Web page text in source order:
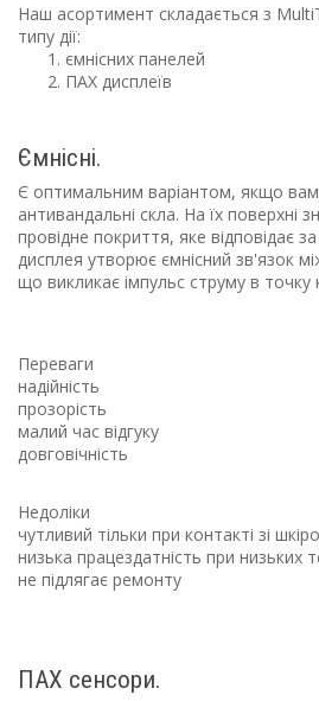
Наш асортимент складається з
типу дії:
ємнісних панелей
ПАХ дисплеїв
Ємнісні.
Є оптимальним варіантом, якщо вам
антивандальні скла. На їх поверхні
провідне покриття, яке відповідає
дисплея утворює ємнісний зв'язок
що викликає імпульс струму в точку
Переваги
надійність
прозорість
малий час відгуку
довговічність
Недоліки
чутливий тільки при контакті зі
низька працездатність при низьких
не підлягає ремонту
ПАХ сенсори.